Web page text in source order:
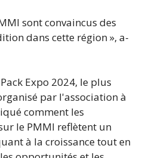
sont convaincus des
dans cette région », a-
Expo 2024, le plus
par l'association à
comment les
le PMMI reflètent un
à la croissance tout en